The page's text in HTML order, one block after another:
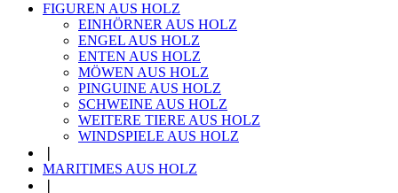
FIGUREN AUS HOLZ
EINHÖRNER AUS HOLZ
ENGEL AUS HOLZ
ENTEN AUS HOLZ
MÖWEN AUS HOLZ
PINGUINE AUS HOLZ
SCHWEINE AUS HOLZ
WEITERE TIERE AUS HOLZ
WINDSPIELE AUS HOLZ
MARITIMES AUS HOLZ